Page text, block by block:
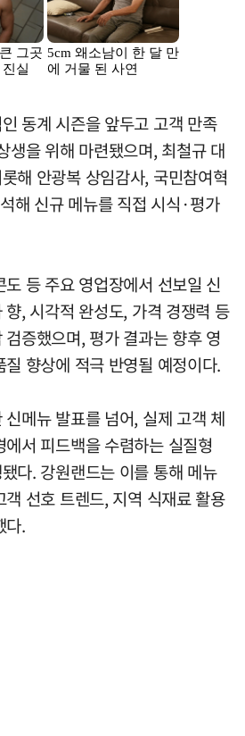
동계 시즌을 앞두고 고객 만족
생을 위해 마련됐으며, 최철규 대
해 안광복 상임감사, 국민참여혁
해 신규 메뉴를 직접 시식·평가
등 주요 영업장에서 선보일 신
, 시각적 완성도, 가격 경쟁력 등
증했으며, 평가 결과는 향후 영
향상에 적극 반영될 예정이다.
메뉴 발표를 넘어, 실제 고객 체
서 피드백을 수렴하는 실질형
다. 강원랜드는 이를 통해 메뉴
선호 트렌드, 지역 식재료 활용
다.